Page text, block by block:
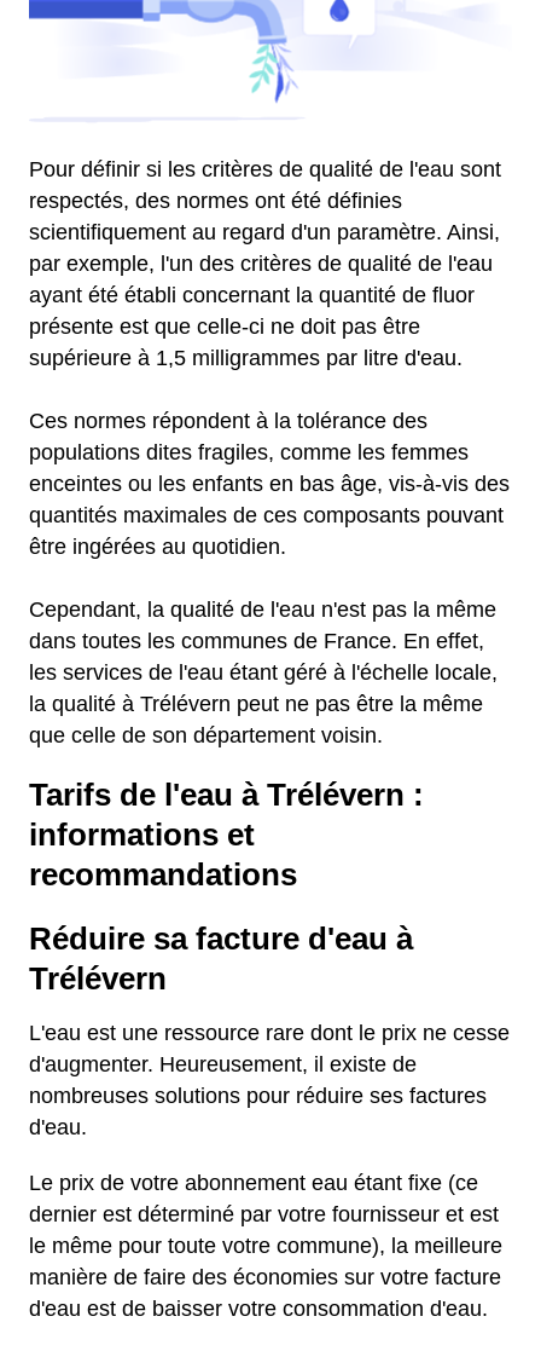
Pour définir si les critères de qualité de l'eau sont
respectés, des normes ont été définies
scientifiquement au regard d'un paramètre. Ainsi,
par exemple, l'un des critères de qualité de l'eau
ayant été établi concernant la quantité de fluor
présente est que celle-ci ne doit pas être
supérieure à 1,5 milligrammes par litre d'eau.
Ces normes répondent à la tolérance des
populations dites fragiles, comme les femmes
enceintes ou les enfants en bas âge, vis-à-vis des
quantités maximales de ces composants pouvant
être ingérées au quotidien.
Cependant, la qualité de l'eau n'est pas la même
dans toutes les communes de France. En effet,
les services de l'eau étant géré à l'échelle locale,
la qualité à Trélévern peut ne pas être la même
que celle de son département voisin.
Tarifs de l'eau à Trélévern :
informations et
recommandations
Réduire sa facture d'eau à
Trélévern
L'eau est une ressource rare dont le prix ne cesse
d'augmenter. Heureusement, il existe de
nombreuses solutions pour réduire ses factures
d'eau.
Le prix de votre abonnement eau étant fixe (ce
dernier est déterminé par votre fournisseur et est
le même pour toute votre commune), la meilleure
manière de faire des économies sur votre facture
d'eau est de baisser votre consommation d'eau.